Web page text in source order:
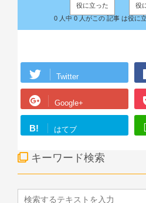
役に立った
役
0 人中 0 人がこの 記事 は役に
Twitter
Google+
B! はてブ
キーワード検索